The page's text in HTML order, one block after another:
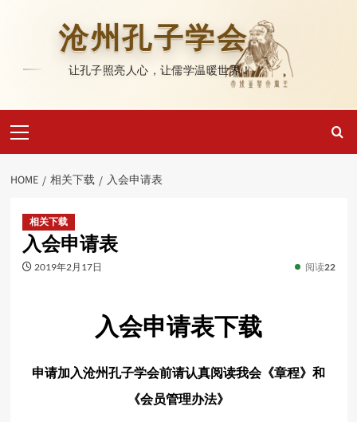
沧州孔子学会
让孔子照亮人心，让儒学温暖世界！
Menu
HOME 相关下载 入会申请表
相关下载
入会申请表
2019年2月17日 阅读22
入会申请表下载
申请加入沧州孔子学会前请认真阅读我会《章程》和
《会员管理办法》